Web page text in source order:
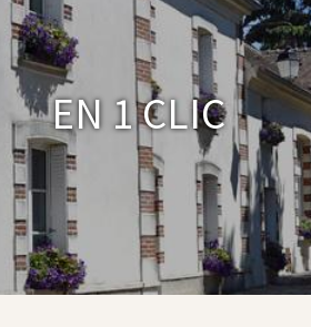
En 1 clic